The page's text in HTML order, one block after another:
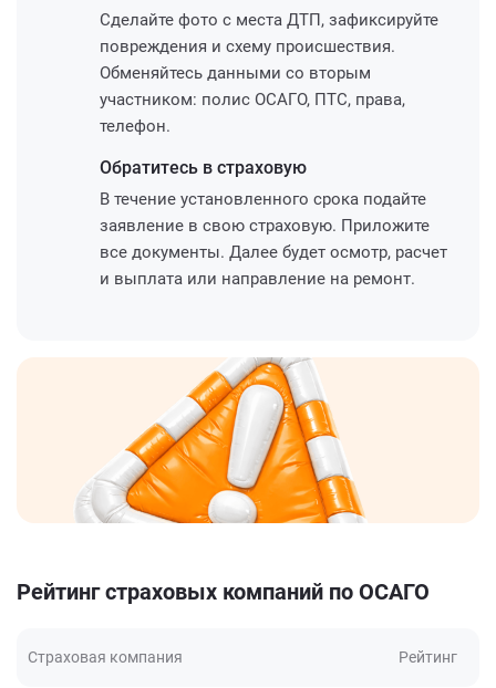
Сделайте фото с места ДТП, зафиксируйте
повреждения и схему происшествия.
Обменяйтесь данными со вторым
участником: полис ОСАГО, ПТС, права,
телефон.
Обратитесь в страховую
В течение установленного срока подайте
заявление в свою страховую. Приложите
все документы. Далее будет осмотр, расчет
и выплата или направление на ремонт.
Рейтинг страховых компаний по ОСАГО
Страховая компания Рейтинг